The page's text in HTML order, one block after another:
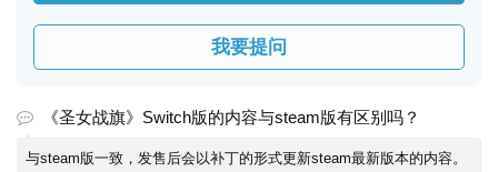
我要提问
《圣女战旗》Switch版的内容与steam版有区别吗？
与steam版一致，发售后会以补丁的形式更新steam最新版本的内容。